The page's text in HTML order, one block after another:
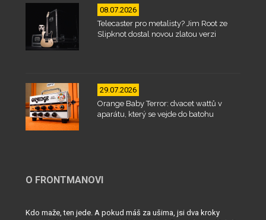
08.07.2026
Telecaster pro metalisty? Jim Root ze
Slipknot dostal novou zlatou verzi
29.07.2026
Orange Baby Terror: dvacet wattů v
aparátu, který se vejde do batohu
O FRONTMANOVI
Kdo maže, ten jede. A pokud máš za ušima, jsi dva kroky